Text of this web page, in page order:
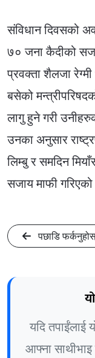
संविधान दिवसको
७० जना कैदीको
प्रवक्ता शैलजा रेग्मी
बसेको
लागु हुने गरी
उनका अनुसार
लिम्बु र समदिन
सजाय माफी गरिएको
पछाडि
यदि तपाईंलाई
आफ्ना साथीभाइ